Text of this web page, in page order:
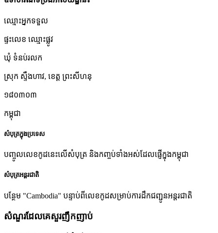
ឈ្មោះអ្នកទទួល
ផ្ទះលេខ ឈ្មោះផ្លូវ
ឃុំ ទំនប់រលក
ស្រុក ស្ទឹងហាវ, ខេត្ត ព្រះសីហនុ
១៨០៣០៣
កម្ពុជា
សំបុត្រក្នុងប្រទេស
បញ្ចូលលេខកូដនេះលើសំបុត្រ និងកញ្ចប់ទាំងអស់ដែលផ្ញើក្នុងកម្ពុជា
សំបុត្រអន្តរជាតិ
បន្ថែម "Cambodia" បន្ទាប់ពីលេខកូដសម្រាប់ការដឹកជញ្ជូនអន្តរជាតិ
សំណួរដែលគេសួរញឹកញាប់